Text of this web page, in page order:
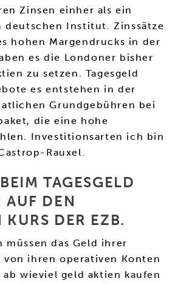
Zinsen einher als ein
deutschen Institut. Zinssätze
hohen Margendrucks in der
es die Londoner bisher
zu setzen. Tagesgeld
es entstehen in der
Grundgebühren bei
die eine hohe
Investitionsarten ich bin
Rauxel.
TAGESGELD
AUF DEN
KURS DER EZB.
müssen das Geld ihrer
von ihren operativen Konten
wieviel geld aktien kaufen